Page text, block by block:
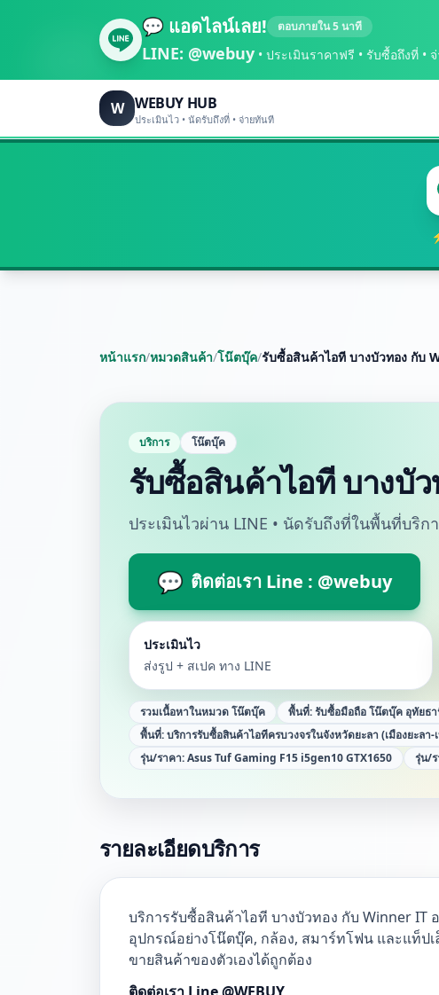
💬 แอดไลน์เลย! ตอบภายใน 5 นาที
LINE: @webuy • ประเมินราคาฟรี • รับซื้อถึงที่ •
W WEBUY HUB
ประเมินไว • นัดรับถึงที่ • จ่ายทันที
หน้าแรก/หมวดสินค้า/โน๊ตบุ๊ค/รับซื้อสินค้าไอที บางบัวทอง กับ
บริการ โน๊ตบุ๊ค
รับซื้อสินค้าไอที บางบั
ประเมินไวผ่าน LINE • นัดรับถึงที่ในพื้นที่บริก
💬 ติดต่อเรา Line : @webuy
ประเมินไว
ส่งรูป + สเปค ทาง LINE
รวมเนื้อหาในหมวดโน๊ตบุ๊ค พื้นที่:รับซื้อมือถือ โน๊ตบุ๊ค อุทัยธ
พื้นที่:บริการรับซื้อสินค้าไอทีครบวงจรในจังหวัดยะลา (เมืองยะลา
รุ่น/ราคา:Asus Tuf Gaming F15 i5gen10 GTX1650 รุ่น/
รายละเอียดบริการ
บริการรับซื้อสินค้าไอที บางบัวทอง กับ Winner
อุปกรณ์อย่างโน๊ตบุ๊ค, กล้อง, สมาร์ทโฟน และแท็ป
ขายสินค้าของตัวเองได้ถูกต้อง